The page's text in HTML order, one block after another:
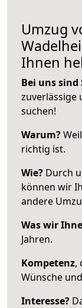
Umzug
Ihnen
Bei uns
zuverlässige
suchen!
Warum?
richtig ist.
Wie? Durch
können wir
andere
Was wir
Jahren.
Kompetenz,
Wünsche
Interesse?